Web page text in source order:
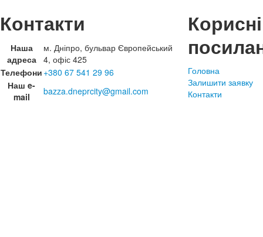
Контакти
Наша
адреса
м. Дніпро, бульвар Європейський
4, офіс 425
Телефони +380 67 541 29 96
Наш e-
mail
bazza.dneprcity@gmail.com
Корисні
Головна
Залишити заявку
Контакти